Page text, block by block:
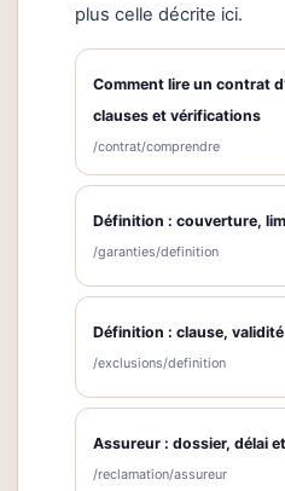
plus celle décrite ici.
Comment lire un contrat
clauses et vérifications
/contrat/comprendre
Définition : couverture,
/garanties/definition
Définition : clause,
/exclusions/definition
Assureur : dossier, délai
/reclamation/assureur